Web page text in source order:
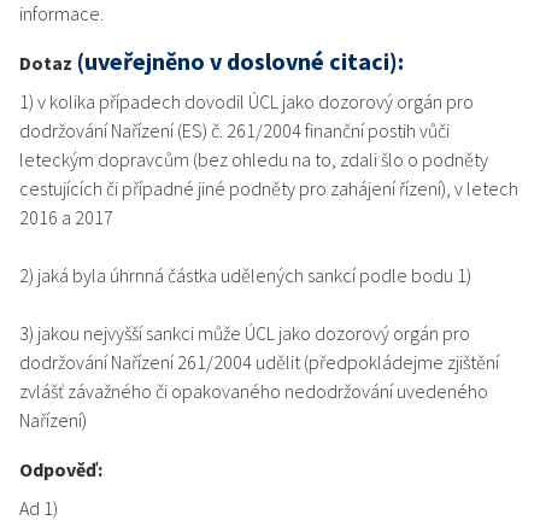
informace.
Dotaz (uveřejněno v doslovné citaci):
1) v kolika případech dovodil ÚCL jako dozorový orgán pro
dodržování Nařízení (ES) č. 261/2004 finanční postih vůči
leteckým dopravcům (bez ohledu na to, zdali šlo o podněty
cestujících či případné jiné podněty pro zahájení řízení), v letech
2016 a 2017
2) jaká byla úhrnná částka udělených sankcí podle bodu 1)
3) jakou nejvyšší sankci může ÚCL jako dozorový orgán pro
dodržování Nařízení 261/2004 udělit (předpokládejme zjištění
zvlášť závažného či opakovaného nedodržování uvedeného
Nařízení)
Odpověď:
Ad 1)